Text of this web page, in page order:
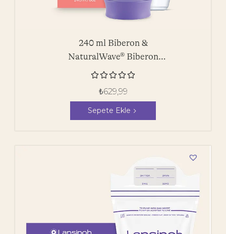
240 ml Biberon &
NaturalWave® Biberon
Emziği

₺629,99
Sepete Ekle